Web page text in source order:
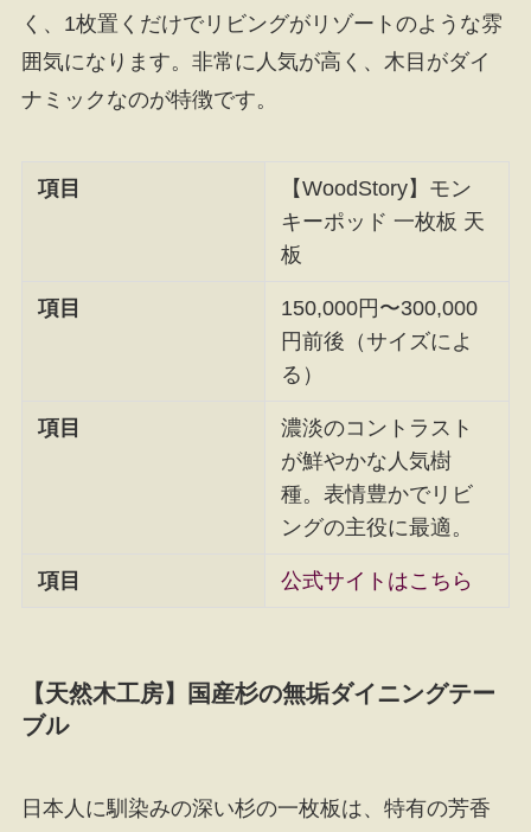
く、1枚置くだけでリビングがリゾートのような雰
囲気になります。非常に人気が高く、木目がダイ
ナミックなのが特徴です。
項目
【WoodStory】モン
キーポッド 一枚板 天
板
項目
150,000円〜300,000
円前後（サイズによ
る）
項目
濃淡のコントラスト
が鮮やかな人気樹
種。表情豊かでリビ
ングの主役に最適。
項目 公式サイトはこちら
【天然木工房】国産杉の無垢ダイニングテー
ブル
日本人に馴染みの深い杉の一枚板は、特有の芳香